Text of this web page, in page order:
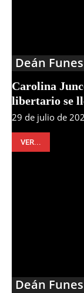
Deán Funes
Carolina
libertario se
29 de julio de
VER...
Deán Funes